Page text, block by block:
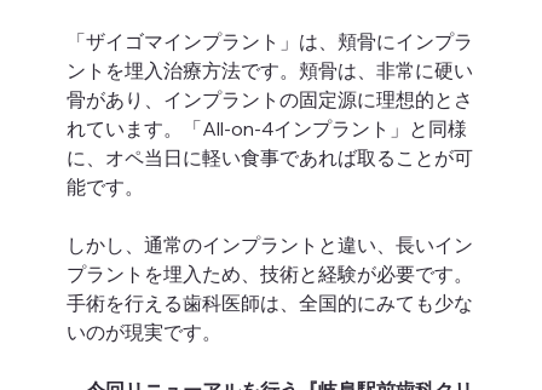
「ザイゴマインプラント」は、頬骨にインプラ
ントを埋入治療方法です。頬骨は、非常に硬い
骨があり、インプラントの固定源に理想的とさ
れています。「All-on-4インプラント」と同様
に、オペ当日に軽い食事であれば取ることが可
能です。
しかし、通常のインプラントと違い、長いイン
プラントを埋入ため、技術と経験が必要です。
手術を行える歯科医師は、全国的にみても少な
いのが現実です。